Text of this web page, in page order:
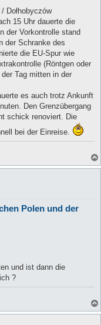
Dołhobyczów
15 Uhr dauerte die
der Vorkontrolle stand
der Schranke des
die EU-Spur wie
(Röntgen oder
Tag mitten in der
es auch trotz Ankunft
Den Grenzübergang
schick renoviert. Die
bei der Einreise.
Polen und der
und ist dann die
?